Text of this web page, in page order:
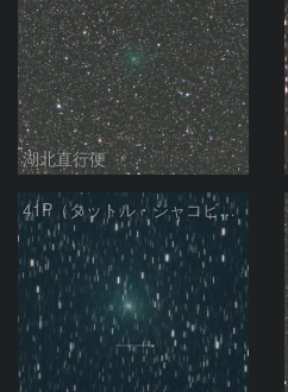
湖北直行便
41P（タットル・ジャコビニ・クレサック彗星）